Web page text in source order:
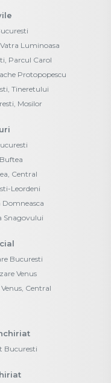
Luminoasa
Parcul Carol
Protopopescu
Tineretului
Mosilor
Central
Leordeni
Domneasca
Snagovului
Bucuresti
Venus
Central
Bucuresti